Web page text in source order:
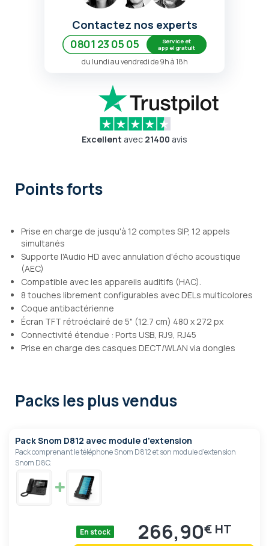
Contactez nos experts
0801 23 05 05
Service et
appel gratuit
du lundi au vendredi de 9h à 18h
Excellent avec 21400 avis
Points forts
Prise en charge de jusqu'à 12 comptes SIP, 12 appels
simultanés
Supporte l'Audio HD avec annulation d'écho acoustique
(AEC)
Compatible avec les appareils auditifs (HAC).
8 touches librement configurables avec DELs multicolores
Coque antibactérienne
Écran TFT rétroéclairé de 5" (12.7 cm) 480 x 272 px
Connectivité étendue : Ports USB, RJ9, RJ45
Prise en charge des casques DECT/WLAN via dongles
Packs les plus vendus
Pack Snom D812 avec module d'extension
Pack comprenant le téléphone Snom D812 et son module d'extension
Snom D8C.
En stock 266,90€